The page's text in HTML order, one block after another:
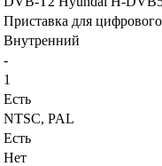
Приставка для
Внутренний
-
1
Есть
NTSC, PAL
Есть
Нет